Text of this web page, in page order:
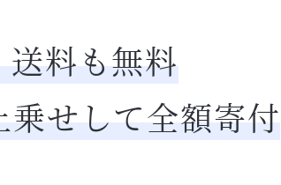
料も無料
せして全額寄付